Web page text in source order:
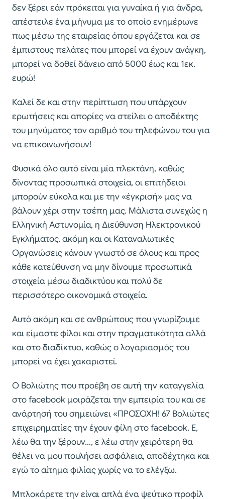
δεν ξέρει εάν πρόκειται για γυναίκα ή για άνδρα,
απέστειλε ένα μήνυμα με το οποίο ενημέρωνε
πως μέσω της εταιρείας όπου εργάζεται και σε
έμπιστους πελάτες που μπορεί να έχουν ανάγκη,
μπορεί να δοθεί δάνειο από 5000 έως και 1εκ.
ευρώ!
Καλεί δε και στην περίπτωση που υπάρχουν
ερωτήσεις και απορίες να στείλει ο αποδέκτης
του μηνύματος τον αριθμό του τηλεφώνου του για
να επικοινωνήσουν!
Φυσικά όλο αυτό είναι μία πλεκτάνη, καθώς
δίνοντας προσωπικά στοιχεία, οι επιτήδειοι
μπορούν εύκολα και με την «έγκρισή» μας να
βάλουν χέρι στην τσέπη μας. Μάλιστα συνεχώς η
Ελληνική Αστυνομία, η Διεύθυνση Ηλεκτρονικού
Εγκλήματος, ακόμη και οι Καταναλωτικές
Οργανώσεις κάνουν γνωστό σε όλους και προς
κάθε κατεύθυνση να μην δίνουμε προσωπικά
στοιχεία μέσω διαδικτύου και πολύ δε
περισσότερο οικονομικά στοιχεία.
Αυτό ακόμη και σε ανθρώπους που γνωρίζουμε
και είμαστε φίλοι και στην πραγματικότητα αλλά
και στο διαδίκτυο, καθώς ο λογαριασμός του
μπορεί να έχει χακαριστεί.
Ο Βολιώτης που προέβη σε αυτή την καταγγελία
στο facebook μοιράζεται την εμπειρία του και σε
ανάρτησή του σημειώνει «ΠΡΟΣΟΧΗ! 67 Βολιώτες
επιχειρηματίες την έχουν φίλη στο facebook. Ε,
λέω θα την ξέρουν…, ε λέω στην χειρότερη θα
θέλει να μου πουλήσει ασφάλεια, αποδέχτηκα και
εγώ το αίτημα φιλίας χωρίς να το ελέγξω.
Μπλοκάρετε την είναι απλά ένα ψεύτικο προφίλ